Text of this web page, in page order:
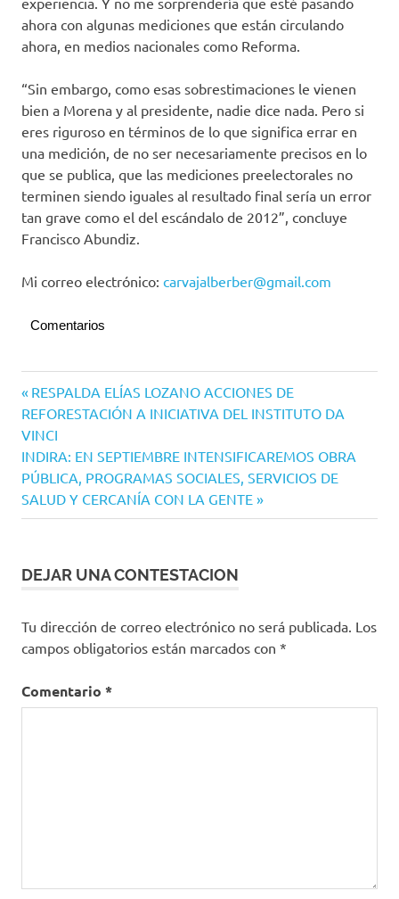
ahora con algunas mediciones que están circulando
ahora, en medios nacionales como Reforma.
“Sin embargo, como esas sobrestimaciones le vienen
bien a Morena y al presidente, nadie dice nada. Pero si
eres riguroso en términos de lo que significa errar en
una medición, de no ser necesariamente precisos en lo
que se publica, que las mediciones preelectorales no
terminen siendo iguales al resultado final sería un error
tan grave como el del escándalo de 2012”, concluye
Francisco Abundiz.
Mi correo electrónico: carvajalberber@gmail.com
Comentarios
Navegación
de
entradas
Entrada
anterior:
RESPALDA ELÍAS LOZANO ACCIONES DE
REFORESTACIÓN A INICIATIVA DEL INSTITUTO DA
VINCI
Siguiente
entrada:
INDIRA: EN SEPTIEMBRE INTENSIFICAREMOS OBRA
PÚBLICA, PROGRAMAS SOCIALES, SERVICIOS DE
SALUD Y CERCANÍA CON LA GENTE
DEJAR UNA CONTESTACION
Tu dirección de correo electrónico no será publicada. Los
campos obligatorios están marcados con *
Comentario *